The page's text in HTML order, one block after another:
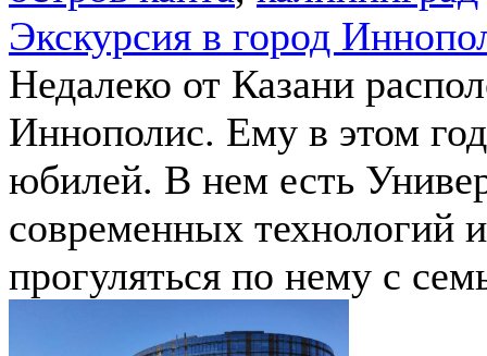
Экскурсия в город
Недалеко от Казани
Иннополис. Ему в этом
юбилей. В нем есть
современных технологий
прогуляться по нему с